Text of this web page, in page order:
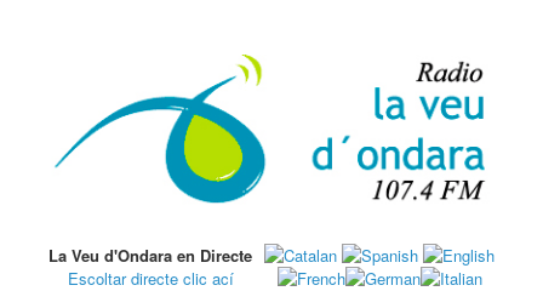
La Veu d'Ondara en Directe
Escoltar directe clic ací